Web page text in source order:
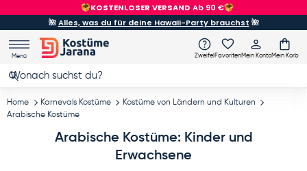
Direkt zum Inhalt
KOSTENLOSER VERSAND Ab 90 €
🌺Alles, was du für deine Hawaii-Party brauchst 🌺
Menü
Suchen
Suchen
Zweifel FavoritenMein KontoMein Korb
Home Karnevals Kostüme
Kostüme von Ländern und Kulturen
Arabische Kostüme
Arabische Kostüme: Kinder und
Erwachsene